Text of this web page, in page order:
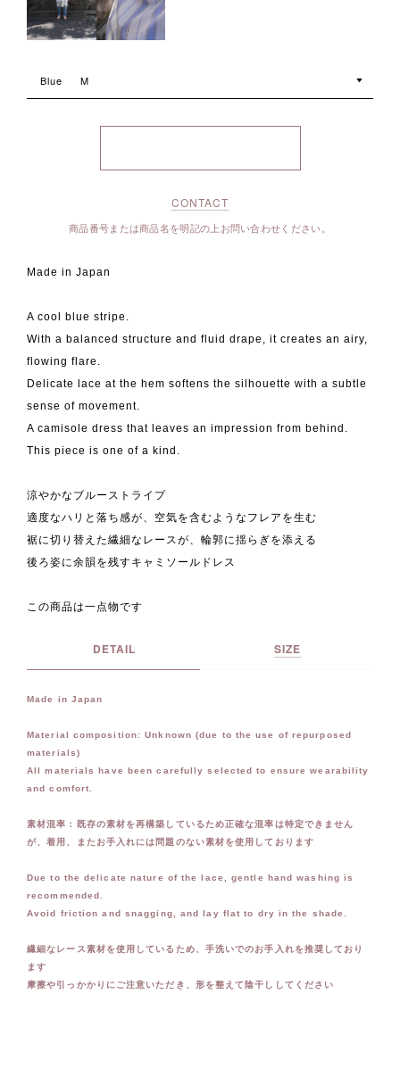
Blue M
CONTACT
商品番号または商品名を明記の上お問い合わせください。
Made in Japan
A cool blue stripe.
With a balanced structure and fluid drape, it creates an airy,
flowing flare.
Delicate lace at the hem softens the silhouette with a subtle
sense of movement.
A camisole dress that leaves an impression from behind.
This piece is one of a kind.
涼やかなブルーストライプ
適度なハリと落ち感が、空気を含むようなフレアを生む
裾に切り替えた繊細なレースが、輪郭に揺らぎを添える
後ろ姿に余韻を残すキャミソールドレス
この商品は一点物です
DETAIL SIZE
Made in Japan
Material composition: Unknown (due to the use of repurposed
materials)
All materials have been carefully selected to ensure wearability
and comfort.
素材混率：既存の素材を再構築しているため正確な混率は特定できません
が、着用、またお手入れには問題のない素材を使用しております
Due to the delicate nature of the lace, gentle hand washing is
recommended.
Avoid friction and snagging, and lay flat to dry in the shade.
繊細なレース素材を使用しているため、手洗いでのお手入れを推奨しており
ます
摩擦や引っかかりにご注意いただき、形を整えて陰干ししてください